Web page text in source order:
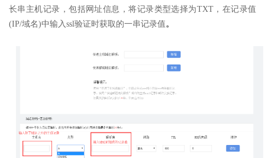
长串主机记录，包括网址信息，将记录类型选择为TXT， 在记录值
(IP/域名)中输入ssl验证时获取的一串记录值。